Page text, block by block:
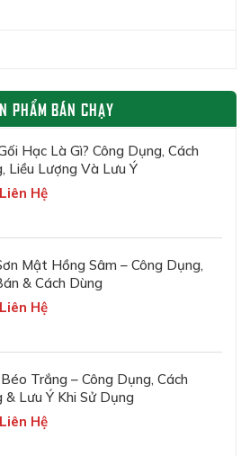
PHẨM BÁN CHẠY
Hạc Là Gì? Công Dụng, Cách
Liều Lượng Và Lưu Ý
Hệ
Mật Hồng Sâm – Công Dụng,
& Cách Dùng
Hệ
Trắng – Công Dụng, Cách
& Lưu Ý Khi Sử Dụng
Hệ